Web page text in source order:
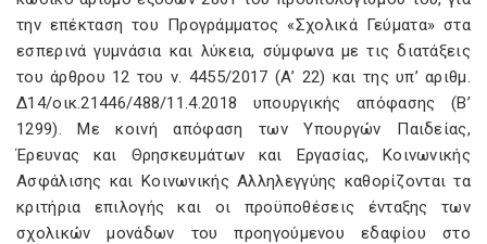
την επέκταση του Προγράμματος «Σχολικά Γεύματα» στα
εσπερινά γυμνάσια και λύκεια, σύμφωνα με τις διατάξεις
του άρθρου 12 του ν. 4455/2017 (Α’ 22) και της υπ’ αριθμ.
Δ14/οικ.21446/488/11.4.2018 υπουργικής απόφασης (Β’
1299). Με κοινή απόφαση των Υπουργών Παιδείας,
Έρευνας και Θρησκευμάτων και Εργασίας, Κοινωνικής
Ασφάλισης και Κοινωνικής Αλληλεγγύης καθορίζονται τα
κριτήρια επιλογής και οι προϋποθέσεις ένταξης των
σχολικών μονάδων του προηγούμενου εδαφίου στο